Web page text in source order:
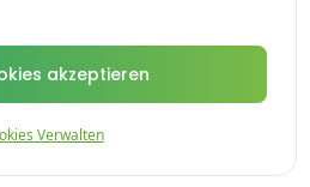
akzeptieren
Verwalten